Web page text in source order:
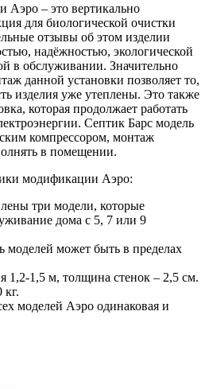
Аэро – это вертикально
для биологической очистки
отзывы об этом изделии
надёжностью, экологической
в обслуживании. Значительно
данной установки позволяет то,
изделия уже утеплены. Это также
которая продолжает работать
Септик Барс модель
компрессором, монтаж
в помещении.
модификации Аэро:
три модели, которые
дома с 5, 7 или 9
моделей может быть в пределах
1,2-1,5 м, толщина стенок – 2,5 см.
кг.
моделей Аэро одинаковая и